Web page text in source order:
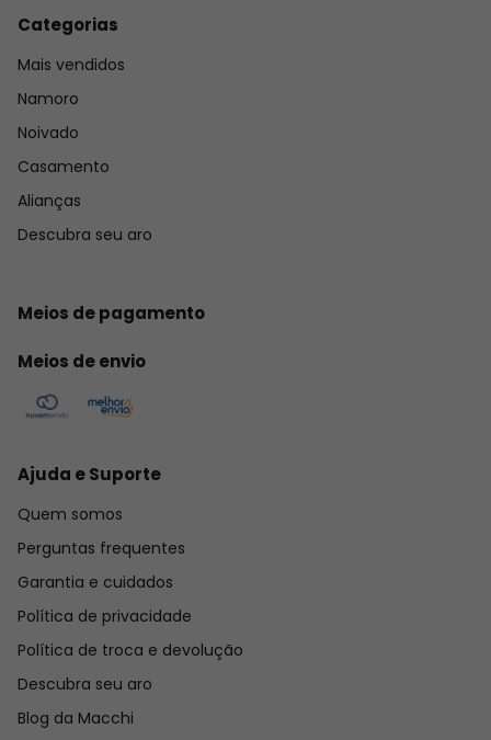
Categorias
Mais vendidos
Namoro
Noivado
Casamento
Alianças
Descubra seu aro
Meios de pagamento
Meios de envio
Ajuda e Suporte
Quem somos
Perguntas frequentes
Garantia e cuidados
Política de privacidade
Política de troca e devolução
Descubra seu aro
Blog da Macchi